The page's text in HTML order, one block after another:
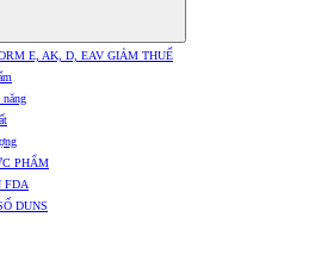
E, AK, D, EAV GIẢM THUẾ
năng
PHẨM
FDA
DUNS